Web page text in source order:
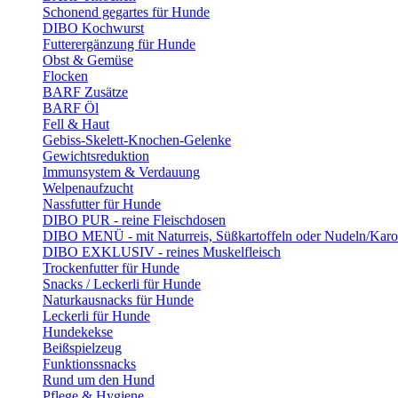
Schonend gegartes für Hunde
DIBO Kochwurst
Futterergänzung für Hunde
Obst & Gemüse
Flocken
BARF Zusätze
BARF Öl
Fell & Haut
Gebiss-Skelett-Knochen-Gelenke
Gewichtsreduktion
Immunsystem & Verdauung
Welpenaufzucht
Nassfutter für Hunde
DIBO PUR - reine Fleischdosen
DIBO MENÜ - mit Naturreis, Süßkartoffeln oder Nudeln/
DIBO EXKLUSIV - reines Muskelfleisch
Trockenfutter für Hunde
Snacks / Leckerli für Hunde
Naturkausnacks für Hunde
Leckerli für Hunde
Hundekekse
Beißspielzeug
Funktionssnacks
Rund um den Hund